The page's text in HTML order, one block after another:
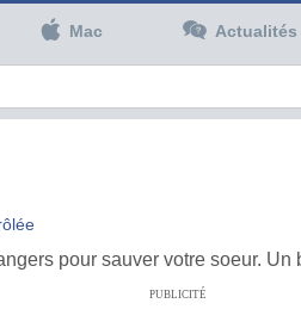
Mac Actualités
pour sauver votre soeur.
PUBLICITÉ